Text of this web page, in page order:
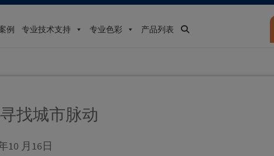
例 专业技术支持 专业色彩 产品列表
找城市脉动
10 月16日